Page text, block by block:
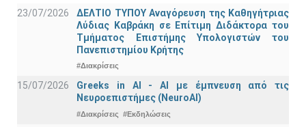
23/07/2026
ΔΕΛΤΙΟ ΤΥΠΟΥ Αναγόρευση της Καθηγήτριας
Λύδιας Καβράκη σε Επίτιμη Διδάκτορα του
Τμήματος Επιστήμης Υπολογιστών του
Πανεπιστημίου Κρήτης
#Διακρίσεις
15/07/2026
Greeks in AI - ΑΙ με έμπνευση από τις
Νευροεπιστήμες (NeuroAI)
#Διακρίσεις #Εκδηλώσεις